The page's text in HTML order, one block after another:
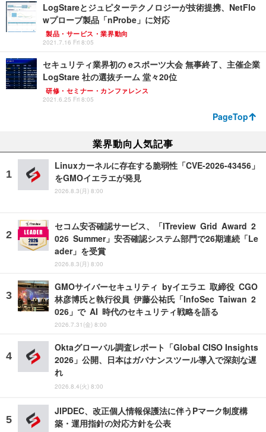
LogStareとジュピターテクノロジーが技術提携、NetFlo
wプローブ製品「nProbe」に対応
製品・サービス・業界動向
2021.7.16 Fri 8:05
セキュリティ業界初の eスポーツ大会 無事終了、主催企業
LogStare 社の選抜チーム 堂々20位
研修・セミナー・カンファレンス
2021.6.25 Fri 8:05
PageTop
業界動向人気記事
Linuxカーネルに存在する脆弱性「CVE-2026-43456」
をGMOイエラエが発見
2026.8.3(月) 8:00
セコム安否確認サービス、「ITreview Grid Award 2
026 Summer」安否確認システム部門で26期連続「Le
ader」を受賞
2026.8.3(月) 8:00
GMOサイバーセキュリティ byイエラエ 取締役 CGO
林彦博氏と執行役員 伊藤公祐氏「InfoSec Taiwan 2
026」で AI 時代のセキュリティ戦略を語る
2026.7.31(金) 8:00
Oktaグローバル調査レポート「Global CISO Insights
2026」公開、日本はガバナンスツール導入で深刻な遅
れ
2026.8.4(火) 8:00
JIPDEC、改正個人情報保護法に伴うPマーク制度構
築・運用指針の対応方針を公表